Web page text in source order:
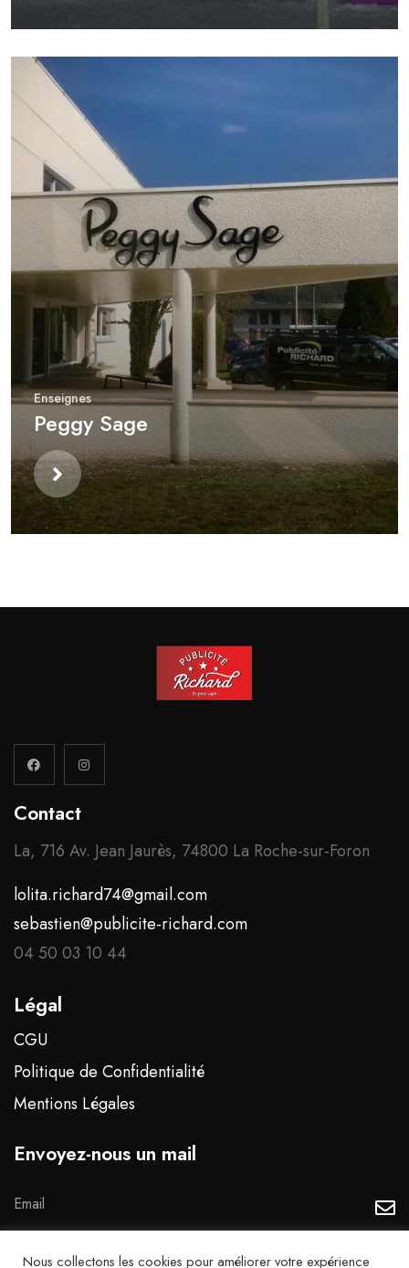
Enseignes
Peggy Sage
Contact
La, 716 Av. Jean Jaurès, 74800 La Roche-sur-Foron
lolita.richard74@gmail.com
sebastien@publicite-richard.com
04 50 03 10 44
Légal
CGU
Politique de Confidentialité
Mentions Légales
Envoyez-nous un mail
J'accepte que mes données soient traitées
Nous collectons les cookies pour améliorer votre expérience